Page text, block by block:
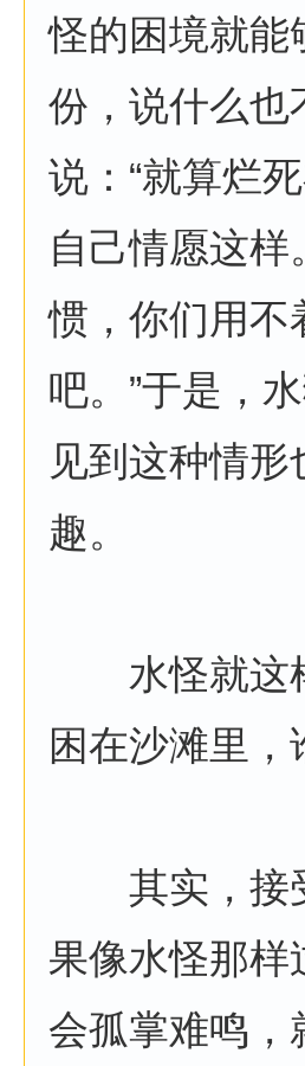
怪的困境就能
份，说什么也
说：“就算烂
自己情愿这
惯，你们用不
吧。”于是，
见到这种情
趣。
水怪就这样
困在沙滩里
其实，接受
果像水怪那样
会孤掌难鸣，